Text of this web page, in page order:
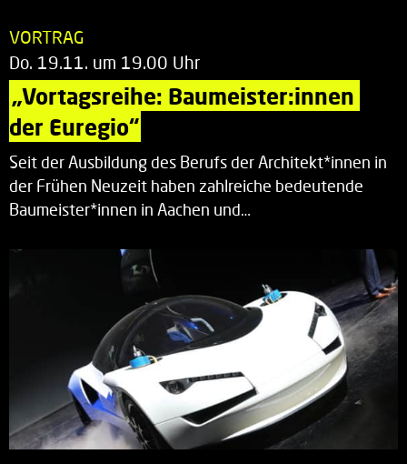
VORTRAG
Do. 19.11. um 19.00 Uhr
„Vortagsreihe: Baumeister:innen
der Euregio“
Seit der Ausbildung des Berufs der Architekt*innen in
der Frühen Neuzeit haben zahlreiche bedeutende
Baumeister*innen in Aachen und…